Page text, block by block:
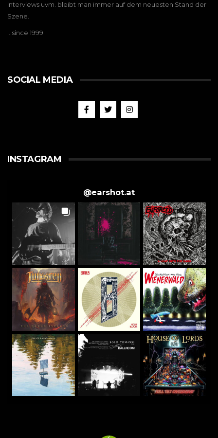
Interviews uvm. bleibt man immer auf dem neuesten Stand der
Szene.
…since 1999
SOCIAL MEDIA
INSTAGRAM
@earshot.at